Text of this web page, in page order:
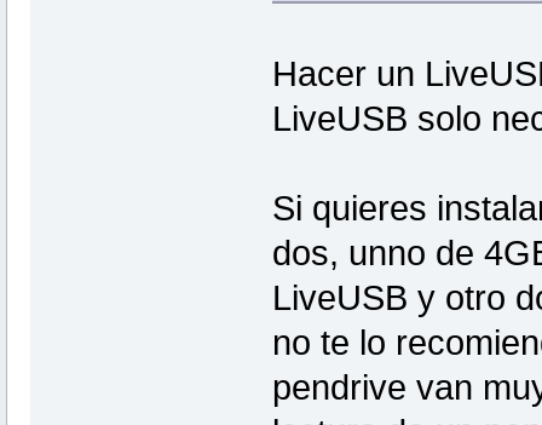
Hacer un
LiveUSB solo
Si quieres
dos, unno de
LiveUSB y otro
no te lo
pendrive van